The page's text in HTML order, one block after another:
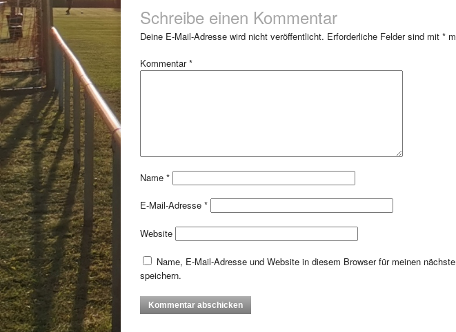
Schreibe einen Kommentar
Deine E-Mail-Adresse wird nicht veröffentlicht. Erforderliche Felder sind mit *
Kommentar*
Name *
E-Mail-Adresse *
Website
Name, E-Mail-Adresse und Website in diesem Browser für meinen
speichern.